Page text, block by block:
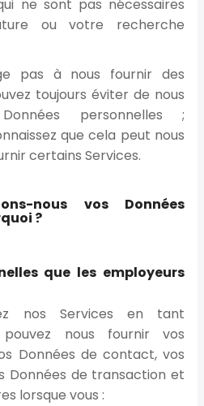
ne sont pas nécessaires
ou votre recherche
pas à nous fournir des
toujours éviter de nous
personnelles ;
que cela peut nous
certains Services.
nous vos Données
?
que les employeurs
nos Services en tant
pouvez nous fournir vos
Données de contact, vos
Données de transaction et
lorsque vous :